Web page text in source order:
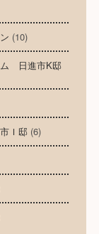
(10)
ム 日進市K邸
Ｉ邸(6)